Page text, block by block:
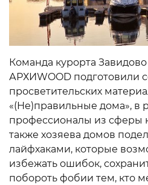
Команда курорта
АРХИWOOD подготовили
просветительских
«(Не)правильные дома», в
профессионалы из сферы
также хозяева домов
лайфхаками, которые
избежать ошибок,
побороть фобии тем, кто